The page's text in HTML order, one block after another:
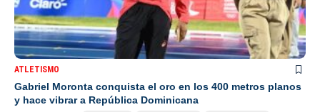
ATLETISMO
Gabriel Moronta conquista el oro en los 400 metros planos
y hace vibrar a República Dominicana